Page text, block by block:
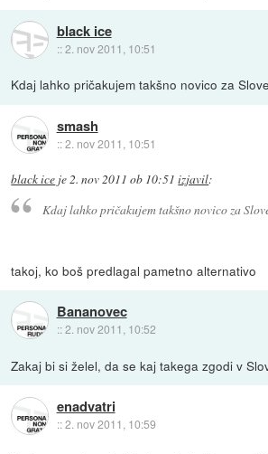
black ice
::2. nov 2011, 10:51
Kdaj lahko pričakujem takšno novico za
smash
::2. nov 2011, 10:51
black ice je2. nov 2011 ob 10:51 izjavil:
Kdaj lahko pričakujem takšno novico za
takoj, ko boš predlagal pametno alternativo
Bananovec
::2. nov 2011, 10:52
Zakaj bi si želel, da se kaj takega zgodi v
enadvatri
::2. nov 2011, 10:59